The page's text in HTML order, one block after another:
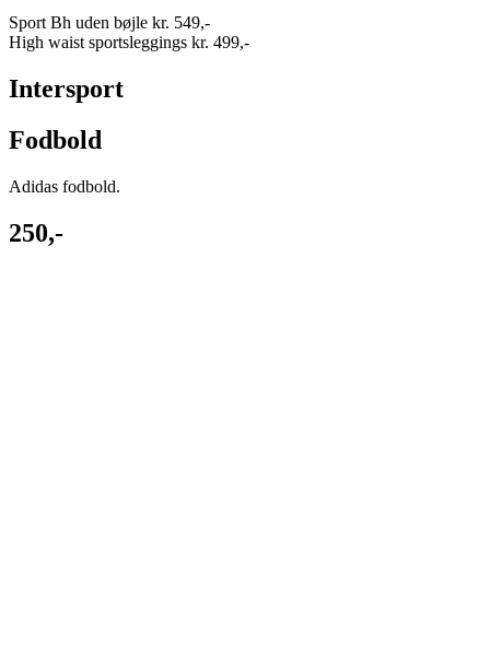
Sport Bh uden bøjle kr. 549,-
High waist sportsleggings kr. 499,-
Intersport
Fodbold
Adidas fodbold.
250,-